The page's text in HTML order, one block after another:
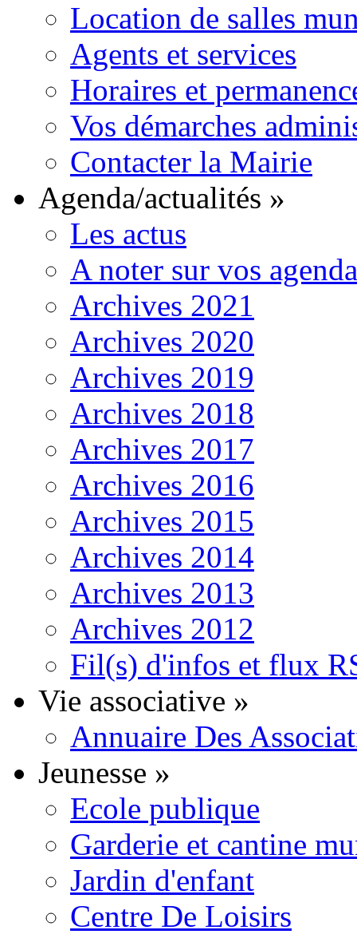
Location de salles
Agents et services
Horaires et
Vos démarches
Contacter la Mairie
Agenda/actualités »
Les actus
A noter sur vos
Archives 2021
Archives 2020
Archives 2019
Archives 2018
Archives 2017
Archives 2016
Archives 2015
Archives 2014
Archives 2013
Archives 2012
Fil(s) d'infos et flux
Vie associative »
Annuaire Des
Jeunesse »
Ecole publique
Garderie et cantine
Jardin d'enfant
Centre De Loisirs